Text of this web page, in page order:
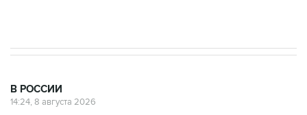
В РОССИИ
14:24, 8 августа 2026